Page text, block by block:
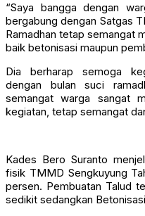
“Saya bangga dengan
bergabung dengan Satgas
Ramadhan tetap semangat
baik betonisasi maupun
Dia berharap semoga
dengan bulan suci
semangat warga sangat
kegiatan, tetap semangat
Kades Bero Suranto
fisik TMMD Sengkuyung
persen. Pembuatan Talud
sedikit sedangkan